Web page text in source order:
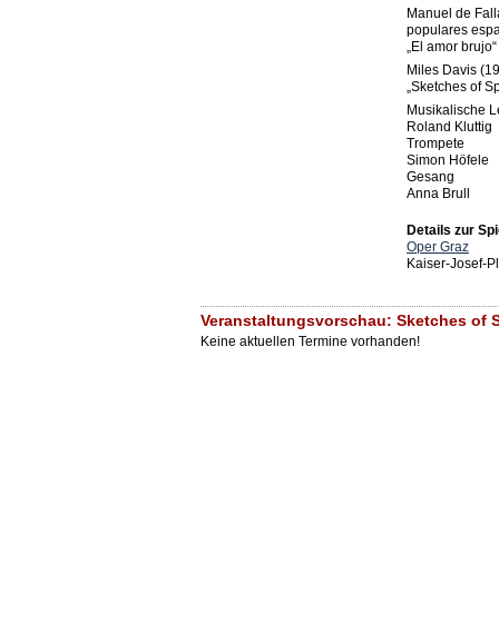
Manuel de
populares
„El amor
Miles Davis
„Sketches of
Musikalische
Roland Kluttig
Trompete
Simon Höfele
Gesang
Anna Brull
Details zur
Oper Graz
Kaiser-Josef-
Veranstaltungsvorschau: Sketches of
Keine aktuellen Termine vorhanden!